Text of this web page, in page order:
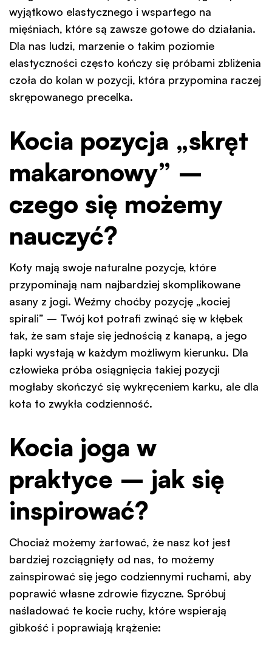
wyjątkowo elastycznego i wspartego na
mięśniach, które są zawsze gotowe do działania.
Dla nas ludzi, marzenie o takim poziomie
elastyczności często kończy się próbami zbliżenia
czoła do kolan w pozycji, która przypomina raczej
skrępowanego precelka.
Kocia pozycja „skręt
makaronowy” –
czego się możemy
nauczyć?
Koty mają swoje naturalne pozycje, które
przypominają nam najbardziej skomplikowane
asany z jogi. Weźmy choćby pozycję „kociej
spirali” – Twój kot potrafi zwinąć się w kłębek
tak, że sam staje się jednością z kanapą, a jego
łapki wystają w każdym możliwym kierunku. Dla
człowieka próba osiągnięcia takiej pozycji
mogłaby skończyć się wykręceniem karku, ale dla
kota to zwykła codzienność.
Kocia joga w
praktyce – jak się
inspirować?
Chociaż możemy żartować, że nasz kot jest
bardziej rozciągnięty od nas, to możemy
zainspirować się jego codziennymi ruchami, aby
poprawić własne zdrowie fizyczne. Spróbuj
naśladować te kocie ruchy, które wspierają
gibkość i poprawiają krążenie: